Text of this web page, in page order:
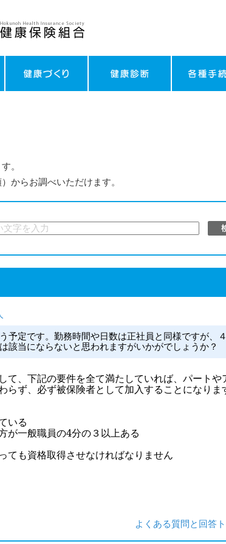
。
からお調べいただけます。
予定です。勤務時間や日数は正社員と同様ですが、
該当にならないと思われますがいかがでしょうか？
て、下記の要件を全て満たしていれば、パートや
らず、必ず被保険者として加入することになりま
いる
が一般職員の4分の３以上ある
ても資格取得させなければなりません
よくある質問と回答